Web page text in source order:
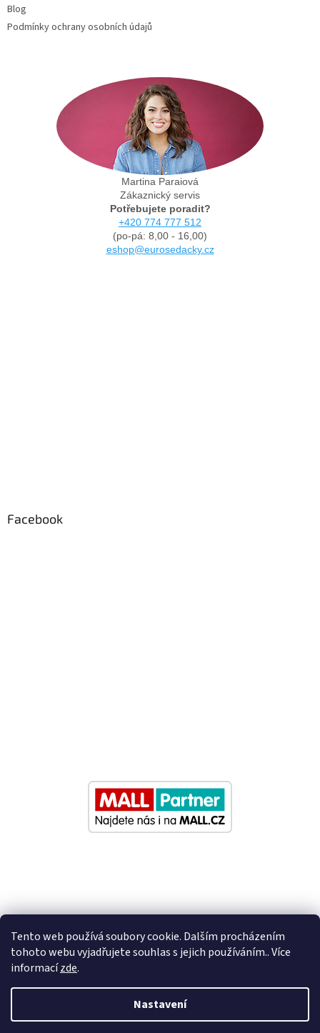
Tento web používá soubory cookie. Dalším procházením
tohoto webu vyjadřujete souhlas s jejich používáním.. Více
informacízde.
Nastavení
Blog
Podmínky ochrany osobních údajů
Martina Paraiová
Zákaznický servis
Potřebujete poradit?
+420 774 777 512
(po-pá: 8,00 - 16,00)
eshop@eurosedacky.cz
Facebook
Nastavil tým EshopyUmíme.cz